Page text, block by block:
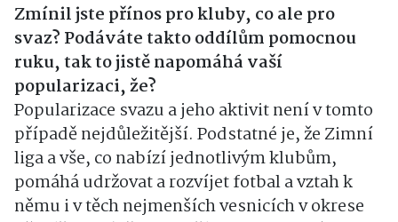
Zmínil jste přínos pro kluby, co ale pro
svaz? Podáváte takto oddílům pomocnou
ruku, tak to jistě napomáhá vaší
popularizaci, že?
Popularizace svazu a jeho aktivit není v tomto
případě nejdůležitější. Podstatné je, že Zimní
liga a vše, co nabízí jednotlivým klubům,
pomáhá udržovat a rozvíjet fotbal a vztah k
němu i v těch nejmenších vesnicích v okrese